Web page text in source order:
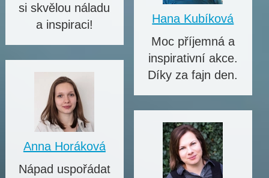
si skvělou náladu
a inspiraci!
Hana Kubíková
Moc příjemná a
inspirativní akce.
Díky za fajn den.
Anna Horáková
Nápad uspořádat